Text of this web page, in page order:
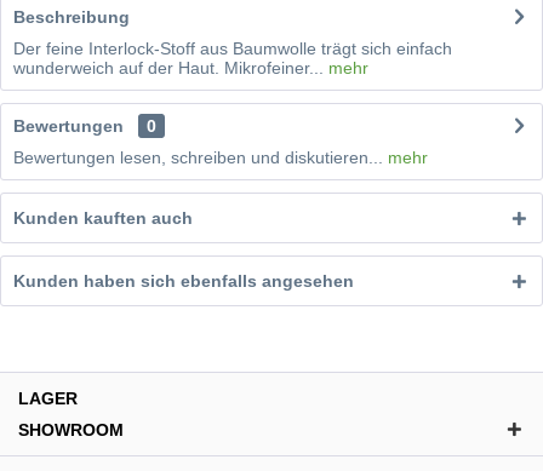
Beschreibung
Der feine Interlock-Stoff aus Baumwolle trägt sich einfach
wunderweich auf der Haut. Mikrofeiner... mehr
Bewertungen
0
Bewertungen lesen, schreiben und diskutieren... mehr
Kunden kauften auch
Kunden haben sich ebenfalls angesehen
LAGER
SHOWROOM